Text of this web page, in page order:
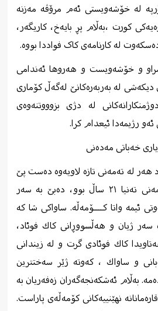
لە خۆشەویستی ئەم مرۆڤە مەزنە
کورت ،بەڵام پڕ بایەخ، کاریگەر،
لە کارنامەی کاک فواددا بووە.
و خۆشەویست و هەروها ئەندامی
بوو كە ٤ برای دیكەشی لە بەربەرەكانێ لەگەڵ كۆماری
لە دژی بزوووتنەوەی
ئەو رژیمەدا ئیعدام كرا.
خەباتی مەدەنی
هه‌ر له‌ ته‌مه‌نی تازه‌ لاویه‌وه‌ ده‌ست پێ
ده‌كات و له‌ كاتێكدا ته‌مه‌نی ته‌نیا ٢١ ساڵ بوو، ده‌بێ به‌ سه‌ر
ئیمە واتا کــــۆمەڵە. ساواكی شا كه‌
سه‌ر ژیان و هه‌ڵسووڕانی كاك فوئاد،
ساڵی ١٣٥٣ی هەتاویدا كاك فوئادی گرت و له‌ زیندانی
و ساواك ، کەوتە ژێر سه‌ختترین
به‌ڵام ئه‌شكه‌نجه‌گه‌ران زه‌فه‌ریان به‌
‌نهێنییه‌كانی كۆمه‌ڵه‌ی پاراست.